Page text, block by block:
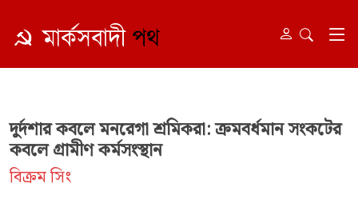
দুর্দশার কবলে মনরেগা শ্রমিকরা: ক্রমবর্ধমান সংকটের
কবলে গ্রামীণ কর্মসংস্থান
বিক্রম সিং